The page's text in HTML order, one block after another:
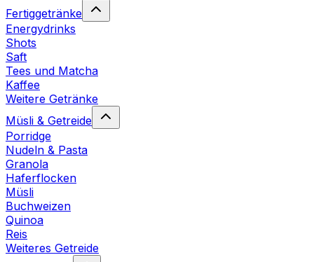
Fertiggetränke
Energydrinks
Shots
Saft
Tees und Matcha
Kaffee
Weitere Getränke
Müsli & Getreide
Porridge
Nudeln & Pasta
Granola
Haferflocken
Müsli
Buchweizen
Quinoa
Reis
Weiteres Getreide